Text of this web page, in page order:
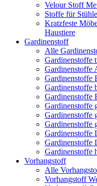
Velour Stoff
Stoffe für
Kratzfeste
Haustiere
Gardinenstoff
Alle
Gardinenstoffe
Gardinenstoffe
Gardinenstoffe
Gardinenstoffe
Gardinenstoffe
Gardinenstoffe
Gardinenstoffe
Gardinenstoffe
Gardinenstoffe
Gardinenstoffe
Gardinenstoffe
Vorhangstoff
Alle
Vorhangstoff